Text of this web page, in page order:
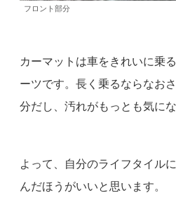
フロント部分
カーマットは車をきれいに乗
ーツです。長く乗るならなお
分だし、汚れがもっとも気に
よって、自分のライフタイル
んだほうがいいと思います。